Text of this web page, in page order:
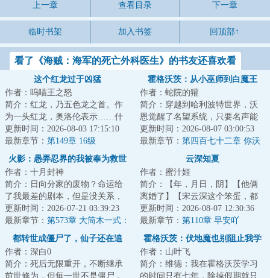
上一章 查看目录 下一章
临时书架 加入书签 回顶部↑
看了《海贼：海军的死亡外科医生》的书友还喜欢看
这个红龙过于凶猛
作者：呜喵王之怒
简介：红龙，乃五色龙之首。作
为一头红龙，奥洛伦表示……什
么人人平等的帝国？红龙就是要
征服一切！我将...
更新时间：2026-08-03 17:15:10
最新章节： 第149章 16级
霍格沃茨：从小巫师到白魔王
作者：蛇院的獾
简介：穿越到哈利波特世界，沃
恩觉醒了名望系统，只要名声能
够广为传播，他就可以获得名望
点，给自己学会...
更新时间：2026-08-07 03:00:53
最新章节： 第四百七十二章 你沃
恩·韦斯莱也有今天！
火影：愚弄忍界的我被奉为救世
作者：十月封神
简介：日向分家的废物？命运给
了我最差的剧本，但是没关系，
我生来就是最好的演员。准备好
了吗？我叫日向...
更新时间：2026-07-21 03:39:23
最新章节： 第573章 大筒木一式：
日向云川！你怎么敢？！！
云深知夏
作者：蜜汁姬
简介：【年，月日，阴】【他俩
离婚了】【宋云深这个笨蛋，都
不知道把那些相册和照片藏好，
竟然还被发现了...
更新时间：2026-08-07 12:30:36
最新章节： 第110章 早安吖
都转世成僵尸了，仙子还在追
作者：深白0
简介：死后无限重开，不断继承
前世修为，但每一世不是僵尸，
霍格沃茨：伏地魔也别阻止我学
作者：山叶飞
简介：维德：我在霍格沃茨学习
的时间只有七年，除掉假期就只